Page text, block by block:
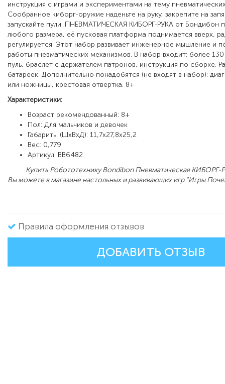
инструкция с играми и экспериментами на тему
Сообранное киборг-оружие наденьте на руку, закрепите на
запускайте пули. ПНЕВМАТИЧЕСКАЯ КИБОРГ-РУКА от Бондибон
любого размера, её пусковая платформа поднимается вверх,
регулируется. Этот набор развивает инженерное мышление и
работы пневматических механизмов. В набор входит: более
пуль, браслет с держателем патронов, инструкция по сборке.
батареек. Дополнительно понадобятся (не входят в набор):
или ножницы, крестовая отвертка. 8+
Характеристики:
Возраст рекомендованный: 8+
Пол: Для мальчиков и девочек
Габариты (ШхВхД): 11,7x27,8x25,2
Вес: 0,779
Артикул: ВВ6482
Купить Робототехнику Bondibon Пневматическая КИБОРГ-
Вы можете в магазине настольных и развивающих игр "Игры
Правила оформления отзывов
ДОБАВИТЬ ОТЗЫВ